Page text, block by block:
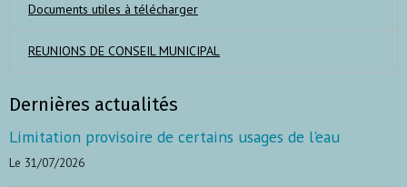
Documents utiles à télécharger
REUNIONS DE CONSEIL MUNICIPAL
Dernières actualités
Limitation provisoire de certains usages de l'eau
Le 31/07/2026